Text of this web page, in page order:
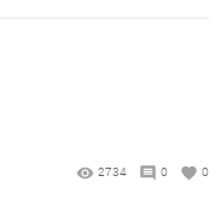
2734 0 0